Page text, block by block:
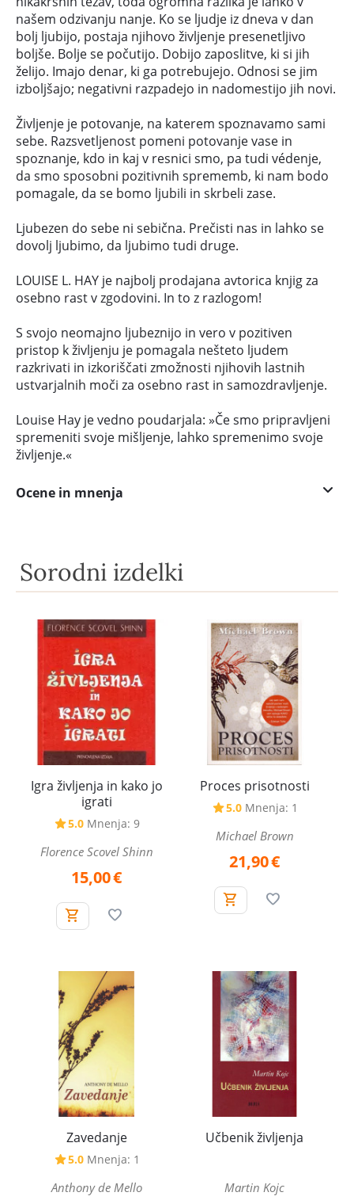
našem odzivanju nanje. Ko se ljudje iz dneva v dan
bolj ljubijo, postaja njihovo življenje presenetljivo
boljše. Bolje se počutijo. Dobijo zaposlitve, ki si jih
želijo. Imajo denar, ki ga potrebujejo. Odnosi se jim
izboljšajo; negativni razpadejo in nadomestijo jih novi.
Življenje je potovanje, na katerem spoznavamo sami
sebe. Razsvetljenost pomeni potovanje vase in
spoznanje, kdo in kaj v resnici smo, pa tudi védenje,
da smo sposobni pozitivnih sprememb, ki nam bodo
pomagale, da se bomo ljubili in skrbeli zase.
Ljubezen do sebe ni sebična. Prečisti nas in lahko se
dovolj ljubimo, da ljubimo tudi druge.
LOUISE L. HAY je najbolj prodajana avtorica knjig za
osebno rast v zgodovini. In to z razlogom!
S svojo neomajno ljubeznijo in vero v pozitiven
pristop k življenju je pomagala nešteto ljudem
razkrivati in izkoriščati zmožnosti njihovih lastnih
ustvarjalnih moči za osebno rast in samozdravljenje.
Louise Hay je vedno poudarjala: »Če smo pripravljeni
spremeniti svoje mišljenje, lahko spremenimo svoje
življenje.«
Ocene in mnenja
Sorodni izdelki
Igra življenja in kako jo
igrati
5.0 Mnenja: 9
Florence Scovel Shinn
15,00€
Proces prisotnosti
5.0 Mnenja: 1
Michael Brown
21,90€
Zavedanje
5.0 Mnenja: 1
Anthony de Mello
Učbenik življenja
Martin Kojc